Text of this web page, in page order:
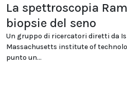
La spettroscopia
biopsie del seno
Un gruppo di ricercatori diretti da
Massachusetts institute of
punto un...